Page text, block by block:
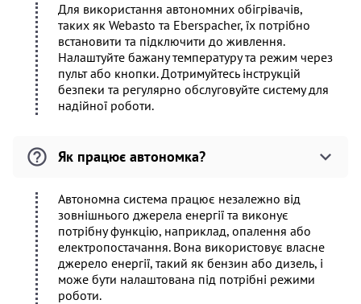
Для використання автономних обігрівачів,
таких як Webasto та Eberspacher, їх потрібно
встановити та підключити до живлення.
Налаштуйте бажану температуру та режим через
пульт або кнопки. Дотримуйтесь інструкцій
безпеки та регулярно обслуговуйте систему для
надійної роботи.
Як працює автономка?
Автономна система працює незалежно від
зовнішнього джерела енергії та виконує
потрібну функцію, наприклад, опалення або
електропостачання. Вона використовує власне
джерело енергії, такий як бензин або дизель, і
може бути налаштована під потрібні режими
роботи.